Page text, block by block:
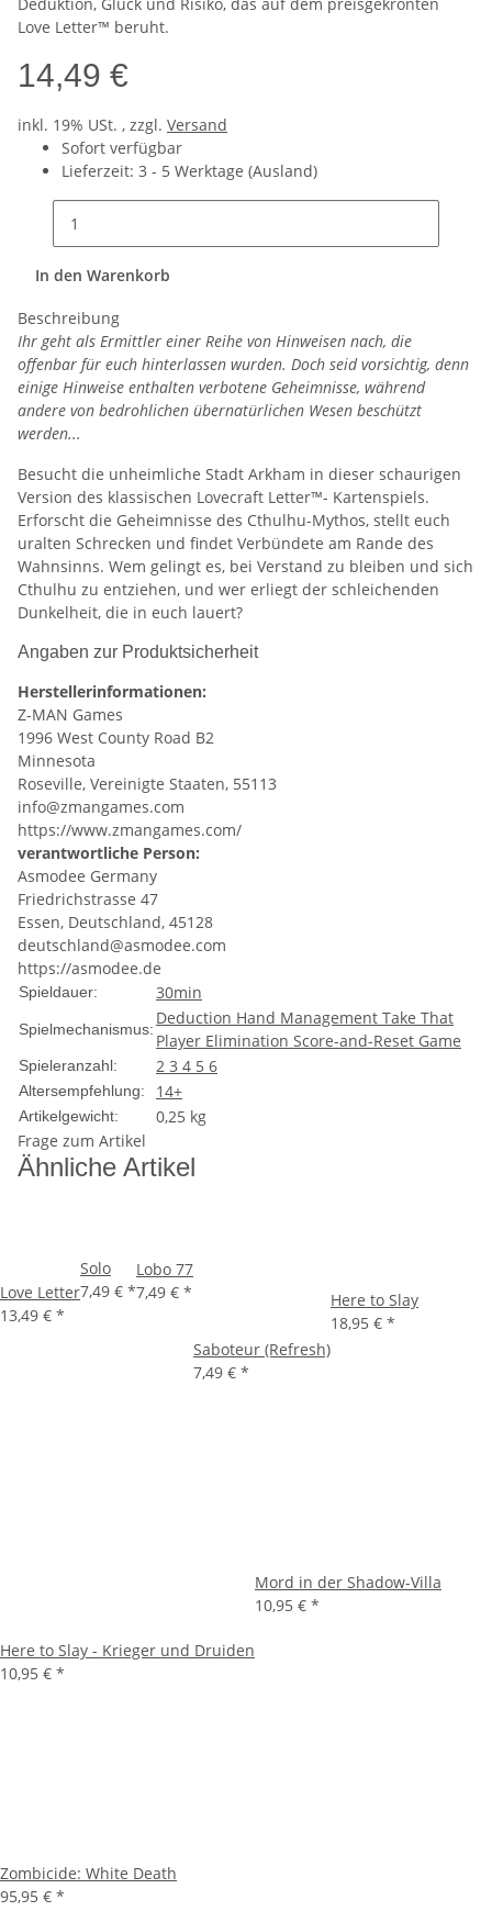
Love Letter™ beruht.
14,49 €
inkl. 19% USt. , zzgl. Versand
Sofort verfügbar
Lieferzeit: 3 - 5 Werktage (Ausland)
In den Warenkorb
Beschreibung
Ihr geht als Ermittler einer Reihe von Hinweisen nach, die
offenbar für euch hinterlassen wurden. Doch seid vorsichtig, denn
einige Hinweise enthalten verbotene Geheimnisse, während
andere von bedrohlichen übernatürlichen Wesen beschützt
werden...
Besucht die unheimliche Stadt Arkham in dieser schaurigen
Version des klassischen Lovecraft Letter™- Kartenspiels.
Erforscht die Geheimnisse des Cthulhu-Mythos, stellt euch
uralten Schrecken und findet Verbündete am Rande des
Wahnsinns. Wem gelingt es, bei Verstand zu bleiben und sich
Cthulhu zu entziehen, und wer erliegt der schleichenden
Dunkelheit, die in euch lauert?
Angaben zur Produktsicherheit
Herstellerinformationen:
Z-MAN Games
1996 West County Road B2
Minnesota
Roseville, Vereinigte Staaten, 55113
info@zmangames.com
https://www.zmangames.com/
verantwortliche Person:
Asmodee Germany
Friedrichstrasse 47
Essen, Deutschland, 45128
deutschland@asmodee.com
https://asmodee.de
Spieldauer: 30min
Spielmechanismus:
Deduction Hand Management Take That
Player Elimination Score-and-Reset Game
Spieleranzahl: 2 3 4 5 6
Altersempfehlung: 14+
Artikelgewicht: 0,25 kg
Frage zum Artikel
Ähnliche Artikel
Love Letter
13,49 € *
Solo
7,49 € *
Lobo 77
7,49 € *
Saboteur (Refresh)
7,49 € *
Here to Slay
18,95 € *
Here to Slay - Krieger und Druiden
10,95 € *
Mord in der Shadow-Villa
10,95 € *
Zombicide: White Death
95,95 € *